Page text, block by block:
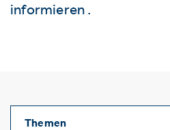
informieren .
Themen